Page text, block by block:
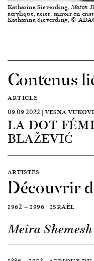
Katharina Sieverding,Maton
acrylique, acier, miroir en
Katharina Sieverding, ©
Contenus
ARTICLE
09.09.2022 | VESNA
LA DOT
BLAŽEVIĆ
ARTISTES
Découvrir
1962 — 1996 | ISRAËL
Meira Shemesh